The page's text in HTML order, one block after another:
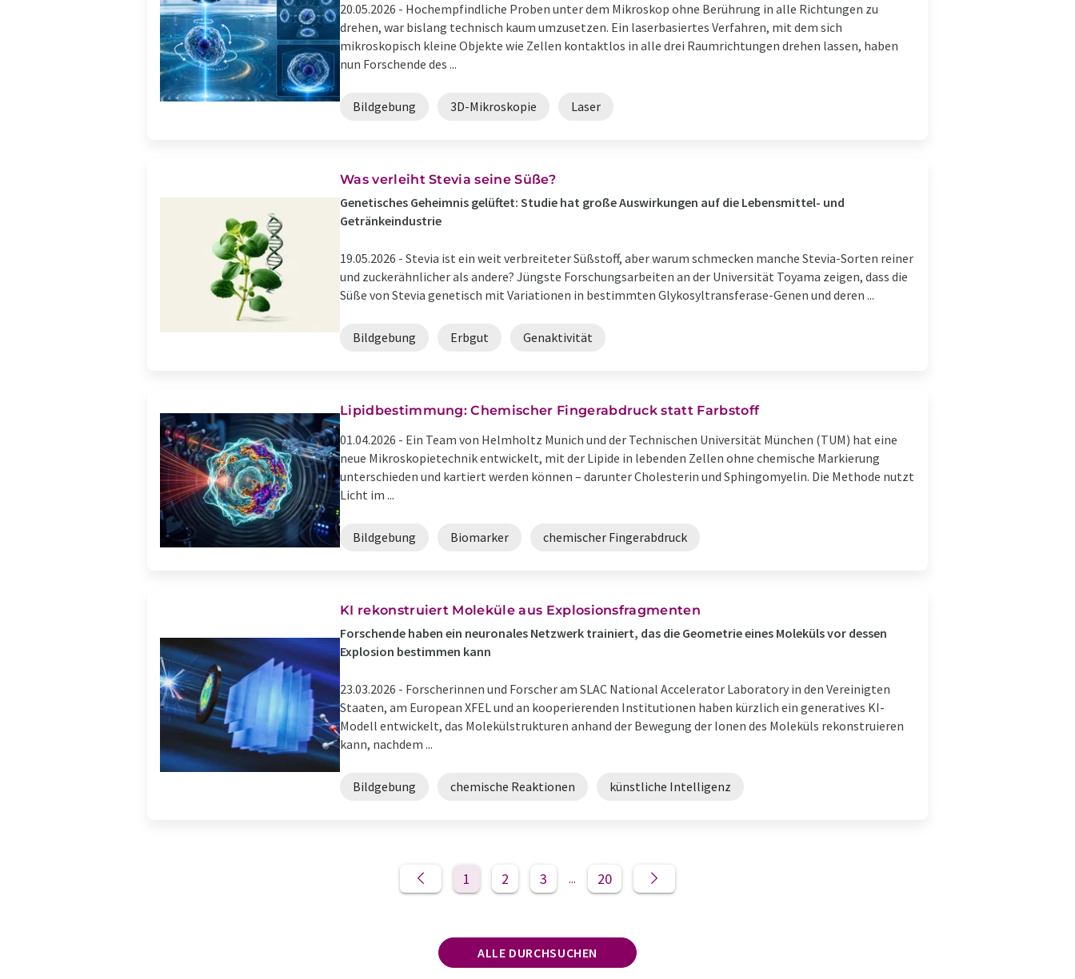
20.05.2026 - Hochempfindliche Proben unter dem Mikroskop ohne Berührung in alle Richtungen zu
drehen, war bislang technisch kaum umzusetzen. Ein laserbasiertes Verfahren, mit dem sich
mikroskopisch kleine Objekte wie Zellen kontaktlos in alle drei Raumrichtungen drehen lassen, haben
nun Forschende des ...
Bildgebung 3D-Mikroskopie Laser
Was verleiht Stevia seine Süße?
Genetisches Geheimnis gelüftet: Studie hat große Auswirkungen auf die Lebensmittel- und
Getränkeindustrie
19.05.2026 - Stevia ist ein weit verbreiteter Süßstoff, aber warum schmecken manche Stevia-Sorten reiner
und zuckerähnlicher als andere? Jüngste Forschungsarbeiten an der Universität Toyama zeigen, dass die
Süße von Stevia genetisch mit Variationen in bestimmten Glykosyltransferase-Genen und deren ...
Bildgebung Erbgut Genaktivität
Lipidbestimmung: Chemischer Fingerabdruck statt Farbstoff
01.04.2026 - Ein Team von Helmholtz Munich und der Technischen Universität München (TUM) hat eine
neue Mikroskopietechnik entwickelt, mit der Lipide in lebenden Zellen ohne chemische Markierung
unterschieden und kartiert werden können – darunter Cholesterin und Sphingomyelin. Die Methode nutzt
Licht im ...
Bildgebung Biomarker chemischer Fingerabdruck
KI rekonstruiert Moleküle aus Explosionsfragmenten
Forschende haben ein neuronales Netzwerk trainiert, das die Geometrie eines Moleküls vor dessen
Explosion bestimmen kann
23.03.2026 - Forscherinnen und Forscher am SLAC National Accelerator Laboratory in den Vereinigten
Staaten, am European XFEL und an kooperierenden Institutionen haben kürzlich ein generatives KI-
Modell entwickelt, das Molekülstrukturen anhand der Bewegung der Ionen des Moleküls rekonstruieren
kann, nachdem ...
Bildgebung chemische Reaktionen künstliche Intelligenz
1 2 3 ... 20
ALLE DURCHSUCHEN